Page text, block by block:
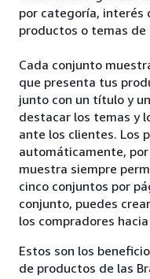
por categoría, interés
productos o temas
Cada conjunto
que presenta tus
junto con un título y
destacar los temas y
ante los clientes. Los
automáticamente,
muestra siempre
cinco conjuntos por
conjunto, puedes
los compradores
Estos son los
de productos de las